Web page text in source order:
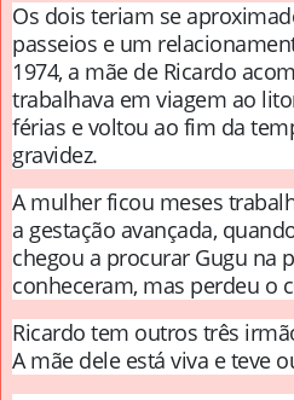
Os dois teriam se
passeios e um
1974, a mãe de Ricardo
trabalhava em viagem ao
férias e voltou ao fim da
gravidez.
A mulher ficou meses
a gestação avançada,
chegou a procurar Gugu na
conheceram, mas perdeu o
Ricardo tem outros três
A mãe dele está viva e teve